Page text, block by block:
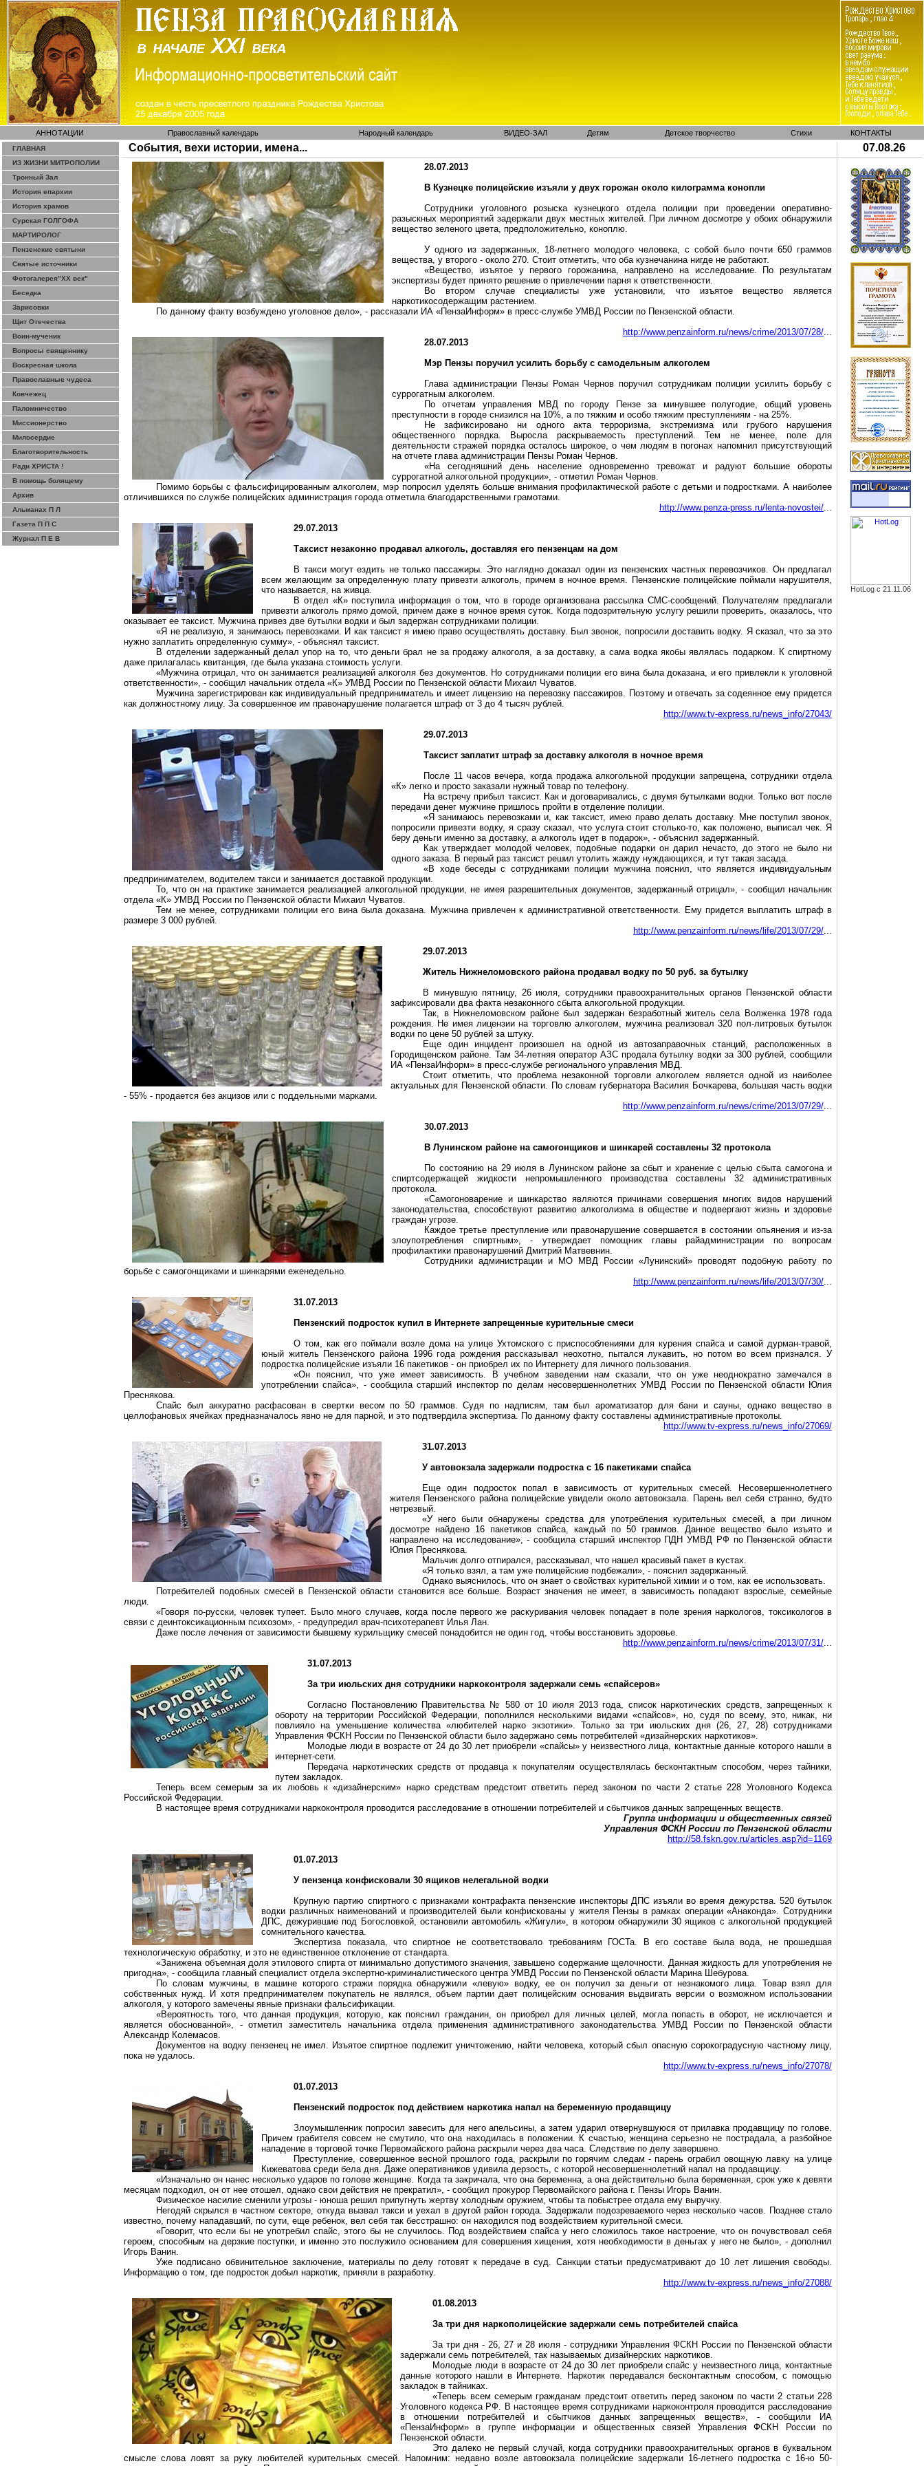
АННОТАЦИИ Православный календарь Народный календарь ВИДЕО-ЗАЛ Детям Детское творчество Стихи КОНТАКТЫ
ГЛАВНАЯ
ИЗ ЖИЗНИ МИТРОПОЛИИ
Тронный Зал
История епархии
История храмов
Сурская ГОЛГОФА
МАРТИРОЛОГ
Пензенские святыни
Святые источники
Фотогалерея"ХХ век"
Беседка
Зарисовки
Щит Отечества
Воин-мученик
Вопросы священнику
Воскресная школа
Православные чудеса
Ковчежец
Паломничество
Миссионерство
Милосердие
Благотворительность
Ради ХРИСТА !
В помощь болящему
Архив
Альманах П Л
Газета П П С
Журнал П Е В
События, вехи истории, имена... 07.08.26
28.07.2013
В Кузнецке полицейские изъяли у двух горожан около килограмма конопли
Сотрудники уголовного розыска кузнецкого отдела полиции при проведении оперативно-
разыскных мероприятий задержали двух местных жителей. При личном досмотре у обоих обнаружили
вещество зеленого цвета, предположительно, коноплю.
У одного из задержанных, 18-летнего молодого человека, с собой было почти650 граммов
вещества, у второго - около 270. Стоит отметить, что оба кузнечанина нигде не работают.
«Вещество, изъятое у первого горожанина, направлено на исследование. По результатам
экспертизы будет принято решение о привлечении парня к ответственности.
Во втором случае специалисты уже установили, что изъятое вещество является
наркотикосодержащим растением.
По данному факту возбуждено уголовное дело», - рассказали ИА «ПензаИнформ» в пресс-службе УМВД России по Пензенской области.
http://www.penzainform.ru/news/crime/2013/07/28/...
28.07.2013
Мэр Пензы поручил усилить борьбу с самодельным алкоголем
Глава администрации Пензы Роман Чернов поручил сотрудникам полиции усилить борьбу с
суррогатным алкоголем.
По отчетам управления МВД по городу Пензе за минувшее полугодие, общий уровень
преступности в городе снизился на 10%, а по тяжким и особо тяжким преступлениям - на 25%.
Не зафиксировано ни одного акта терроризма, экстремизма или грубого нарушения
общественного порядка. Выросла раскрываемость преступлений. Тем не менее, поле для
деятельности стражей порядка осталось широкое, о чем людям в погонах напомнил присутствующий
на отчете глава администрации Пензы Роман Чернов.
«На сегодняшний день население одновременно тревожат и радуют большие обороты
суррогатной алкогольной продукции», - отметил Роман Чернов.
Помимо борьбы с фальсифицированным алкоголем, мэр попросил уделять больше внимания профилактической работе с детьми и подростками. А наиболее
отличившихся по службе полицейских администрация города отметила благодарственными грамотами.
http://www.penza-press.ru/lenta-novostei/...
29.07.2013
Таксист незаконно продавал алкоголь, доставляя его пензенцам на дом
В такси могут ездить не только пассажиры. Это наглядно доказал один из пензенских частных перевозчиков. Он предлагал
всем желающим за определенную плату привезти алкоголь, причем в ночное время. Пензенские полицейские поймали нарушителя,
что называется, на живца.
В отдел «К» поступила информация о том, что в городе организована рассылка СМС-сообщений. Получателям предлагали
привезти алкоголь прямо домой, причем даже в ночное время суток. Когда подозрительную услугу решили проверить, оказалось, что
оказывает ее таксист. Мужчина привез две бутылки водки и был задержан сотрудниками полиции.
«Я не реализую, я занимаюсь перевозками. И как таксист я имею право осуществлять доставку. Был звонок, попросили доставить водку. Я сказал, что за это
нужно заплатить определенную сумму», - объяснял таксист.
В отделении задержанный делал упор на то, что деньги брал не за продажу алкоголя, а за доставку, а сама водка якобы являлась подарком. К спиртному
даже прилагалась квитанция, где была указана стоимость услуги.
«Мужчина отрицал, что он занимается реализацией алкоголя без документов. Но сотрудниками полиции его вина была доказана, и его привлекли к уголовной
ответственности», - сообщил начальник отдела «К» УМВД России по Пензенской области Михаил Чуватов.
Мужчина зарегистрирован как индивидуальный предприниматель и имеет лицензию на перевозку пассажиров. Поэтому и отвечать за содеянное ему придется
как должностному лицу. За совершенное им правонарушение полагается штраф от 3 до 4 тысяч рублей.
http://www.tv-express.ru/news_info/27043/
29.07.2013
Таксист заплатит штраф за доставку алкоголя в ночное время
После 11 часов вечера, когда продажа алкогольной продукции запрещена, сотрудники отдела
«К» легко и просто заказали нужный товар по телефону.
На встречу прибыл таксист. Как и договаривались, с двумя бутылками водки. Только вот после
передачи денег мужчине пришлось пройти в отделение полиции.
«Я занимаюсь перевозками и, как таксист, имею право делать доставку. Мне поступил звонок,
попросили привезти водку, я сразу сказал, что услуга стоит столько-то, как положено, выписал чек. Я
беру деньги именно за доставку, а алкоголь идет в подарок», - объяснил задержанный.
Как утверждает молодой человек, подобные подарки он дарил нечасто, до этого не было ни
одного заказа. В первый раз таксист решил утолить жажду нуждающихся, и тут такая засада.
«В ходе беседы с сотрудниками полиции мужчина пояснил, что является индивидуальным
предпринимателем, водителем такси и занимается доставкой продукции.
То, что он на практике занимается реализацией алкогольной продукции, не имея разрешительных документов, задержанный отрицал», - сообщил начальник
отдела «К» УМВД России по Пензенской области Михаил Чуватов.
Тем не менее, сотрудниками полиции его вина была доказана. Мужчина привлечен к административной ответственности. Ему придется выплатить штраф в
размере 3 000 рублей.
http://www.penzainform.ru/news/life/2013/07/29/...
29.07.2013
Житель Нижнеломовского района продавал водку по 50 руб. за бутылку
В минувшую пятницу, 26 июля, сотрудники правоохранительных органов Пензенской области
зафиксировали два факта незаконного сбыта алкогольной продукции.
Так, в Нижнеломовском районе был задержан безработный житель села Волженка 1978 года
рождения. Не имея лицензии на торговлю алкоголем, мужчина реализовал 320 пол-литровых бутылок
водки по цене 50 рублей за штуку.
Еще один инцидент произошел на одной из автозаправочных станций, расположенных в
Городищенском районе. Там 34-летняя оператор АЗС продала бутылку водки за 300 рублей, сообщили
ИА «ПензаИнформ» в пресс-службе регионального управления МВД.
Стоит отметить, что проблема незаконной торговли алкоголем является одной из наиболее
актуальных для Пензенской области. По словам губернатора Василия Бочкарева, большая часть водки
- 55% - продается без акцизов или с поддельными марками.
http://www.penzainform.ru/news/crime/2013/07/29/...
30.07.2013
В Лунинском районе на самогонщиков и шинкарей составлены 32 протокола
По состоянию на 29 июля в Лунинском районе за сбыт и хранение с целью сбыта самогона и
спиртсодержащей жидкости непромышленного производства составлены 32 административных
протокола.
«Самогоноварение и шинкарство являются причинами совершения многих видов нарушений
законодательства, способствуют развитию алкоголизма в обществе и подвергают жизнь и здоровье
граждан угрозе.
Каждое третье преступление или правонарушение совершается в состоянии опьянения и из-за
злоупотребления спиртным», - утверждает помощник главы райадминистрации по вопросам
профилактики правонарушений Дмитрий Матвевнин.
Сотрудники администрации и МО МВД России «Лунинский» проводят подобную работу по
борьбе с самогонщиками и шинкарями еженедельно.
http://www.penzainform.ru/news/life/2013/07/30/...
31.07.2013
Пензенский подросток купил в Интернете запрещенные курительные смеси
О том, как его поймали возле дома на улице Ухтомского с приспособлениями для курения спайса и самой дурман-травой,
юный житель Пензенского района 1996 года рождения рассказывал неохотно, пытался лукавить, но потом во всем признался. У
подростка полицейские изъяли 16 пакетиков - он приобрел их по Интернету для личного пользования.
«Он пояснил, что уже имеет зависимость. В учебном заведении нам сказали, что он уже неоднократно замечался в
употреблении спайса», - сообщила старший инспектор по делам несовершеннолетних УМВД России по Пензенской области Юлия
Преснякова.
Спайс был аккуратно расфасован в свертки весом по 50 граммов. Судя по надписям, там был ароматизатор для бани и сауны, однако вещество в
целлофановых ячейках предназначалось явно не для парной, и это подтвердила экспертиза. По данному факту составлены административные протоколы.
http://www.tv-express.ru/news_info/27069/
31.07.2013
У автовокзала задержали подростка с 16 пакетиками спайса
Еще один подросток попал в зависимость от курительных смесей. Несовершеннолетнего
жителя Пензенского района полицейские увидели около автовокзала. Парень вел себя странно, будто
нетрезвый.
«У него были обнаружены средства для употребления курительных смесей, а при личном
досмотре найдено 16 пакетиков спайса, каждый по 50 граммов. Данное вещество было изъято и
направлено на исследование», - сообщила старший инспектор ПДН УМВД РФ по Пензенской области
Юлия Преснякова.
Мальчик долго отпирался, рассказывал, что нашел красивый пакет в кустах.
«Я только взял, а там уже полицейские подбежали», - пояснил задержанный.
Однако выяснилось, что он знает о свойствах курительной химии и о том, как ее использовать.
Потребителей подобных смесей в Пензенской области становится все больше. Возраст значения не имеет, в зависимость попадают взрослые, семейные
люди.
«Говоря по-русски, человек тупеет. Было много случаев, когда после первого же раскуривания человек попадает в поле зрения наркологов, токсикологов в
связи с деинтоксикационным психозом», - предупредил врач-психотерапевт Илья Лан.
Даже после лечения от зависимости бывшему курильщику смесей понадобится не один год, чтобы восстановить здоровье.
http://www.penzainform.ru/news/crime/2013/07/31/...
31.07.2013
За три июльских дня сотрудники наркоконтроля задержали семь «спайсеров»
Согласно Постановлению Правительства № 580 от 10 июля 2013 года, список наркотических средств, запрещенных к
обороту на территории Российской Федерации, пополнился несколькими видами «спайсов», но, судя по всему, это, никак, ни
повлияло на уменьшение количества «любителей нарко экзотики». Только за три июльских дня (26, 27, 28) сотрудниками
Управления ФСКН России по Пензенской области было задержано семь потребителей «дизайнерских наркотиков».
Молодые люди в возрасте от 24 до 30 лет приобрели «спайсы» у неизвестного лица, контактные данные которого нашли в
интернет-сети.
Передача наркотических средств от продавца к покупателям осуществлялась бесконтактным способом, через тайники,
путем закладок.
Теперь всем семерым за их любовь к «дизайнерским» нарко средствам предстоит ответить перед законом по части 2 статье 228 Уголовного Кодекса
Российской Федерации.
В настоящее время сотрудниками наркоконтроля проводится расследование в отношении потребителей и сбытчиков данных запрещенных веществ.
Группа информации и общественных связей
Управления ФСКН России по Пензенской области
http://58.fskn.gov.ru/articles.asp?id=1169
01.07.2013
У пензенца конфисковали 30 ящиков нелегальной водки
Крупную партию спиртного с признаками контрафакта пензенские инспекторы ДПС изъяли во время дежурства. 520 бутылок
водки различных наименований и производителей были конфискованы у жителя Пензы в рамках операции «Анаконда». Сотрудники
ДПС, дежурившие под Богословкой, остановили автомобиль «Жигули», в котором обнаружили 30 ящиков с алкогольной продукцией
сомнительного качества.
Экспертиза показала, что спиртное не соответствовало требованиям ГОСТа. В его составе была вода, не прошедшая
технологическую обработку, и это не единственное отклонение от стандарта.
«Занижена объемная доля этилового спирта от минимально допустимого значения, завышено содержание щелочности. Данная жидкость для употребления не
пригодна», - сообщила главный специалист отдела экспертно-криминалистического центра УМВД России по Пензенской области Марина Шебурова.
По словам мужчины, в машине которого стражи порядка обнаружили «левую» водку, ее он получил за деньги от незнакомого лица. Товар взял для
собственных нужд. И хотя предпринимателем покупатель не являлся, объем партии дает полицейским основания выдвигать версии о возможном использовании
алкоголя, у которого замечены явные признаки фальсификации.
«Вероятность того, что данная продукция, которую, как пояснил гражданин, он приобрел для личных целей, могла попасть в оборот, не исключается и
является обоснованной», - отметил заместитель начальника отдела применения административного законодательства УМВД России по Пензенской области
Александр Колемасов.
Документов на водку пензенец не имел. Изъятое спиртное подлежит уничтожению, найти человека, который сбыл опасную сорокоградусную частному лицу,
пока не удалось.
http://www.tv-express.ru/news_info/27078/
01.07.2013
Пензенский подросток под действием наркотика напал на беременную продавщицу
Злоумышленник попросил завесить для него апельсины, а затем ударил отвернувшуюся от прилавка продавщицу по голове.
Причем грабителя совсем не смутило, что она находилась в положении. К счастью, женщина серьезно не пострадала, а разбойное
нападение в торговой точке Первомайского района раскрыли через два часа. Следствие по делу завершено.
Преступление, совершенное весной прошлого года, раскрыли по горячим следам - парень ограбил овощную лавку на улице
Кижеватова среди бела дня. Даже оперативников удивила дерзость, с которой несовершеннолетний напал на продавщицу.
«Изначально он нанес несколько ударов по голове женщине. Когда та закричала, что она беременна, а она действительно была беременная, срок уже к девяти
месяцам подходил, он от нее отошел, однако свои действия не прекратил», - сообщил прокурор Первомайского района г. Пензы Игорь Ванин.
Физическое насилие сменили угрозы - юноша решил припугнуть жертву холодным оружием, чтобы та побыстрее отдала ему выручку.
Негодяй скрылся в частном секторе, откуда вызвал такси и уехал в другой район города. Задержали подозреваемого через несколько часов. Позднее стало
известно, почему нападавший, по сути, еще ребенок, вел себя так бесстрашно: он находился под воздействием курительной смеси.
«Говорит, что если бы не употребил спайс, этого бы не случилось. Под воздействием спайса у него сложилось такое настроение, что он почувствовал себя
героем, способным на дерзкие поступки, и именно это послужило основанием для совершения хищения, хотя необходимости в деньгах у него не было», - дополнил
Игорь Ванин.
Уже подписано обвинительное заключение, материалы по делу готовят к передаче в суд. Санкции статьи предусматривают до 10 лет лишения свободы.
Информацию о том, где подросток добыл наркотик, приняли в разработку.
http://www.tv-express.ru/news_info/27088/
01.08.2013
За три дня наркополицейские задержали семь потребителей спайса
За три дня - 26, 27 и 28 июля - сотрудники Управления ФСКН России по Пензенской области
задержали семь потребителей, так называемых дизайнерских наркотиков.
Молодые люди в возрасте от 24 до 30 лет приобрели спайс у неизвестного лица, контактные
данные которого нашли в Интернете. Наркотик передавался бесконтактным способом, с помощью
закладок в тайниках.
«Теперь всем семерым гражданам предстоит ответить перед законом по части 2 статьи 228
Уголовного кодекса РФ. В настоящее время сотрудниками наркоконтроля проводится расследование
в отношении потребителей и сбытчиков данных запрещенных веществ», - сообщили ИА
«ПензаИнформ» в группе информации и общественных связей Управления ФСКН России по
Пензенской области.
Это далеко не первый случай, когда сотрудники правоохранительных органов в буквальном
смысле слова ловят за руку любителей курительных смесей. Напомним: недавно возле автовокзала полицейские задержали 16-летнего подростка с 16-ю 50-
HotLog с 21.11.06